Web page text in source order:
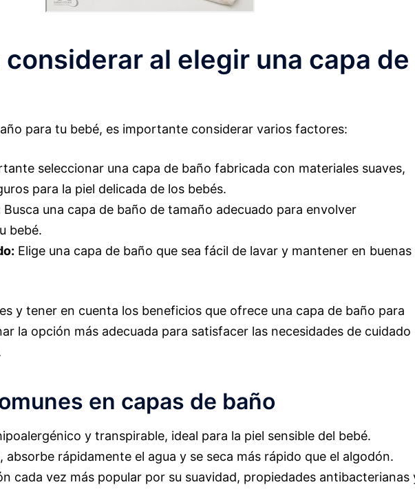
considerar al elegir una capa de
para tu bebé, es importante considerar varios factores:
seleccionar una capa de baño fabricada con materiales suaves,
para la piel delicada de los bebés.
Busca una capa de baño de tamaño adecuado para envolver
bebé.
Elige una capa de baño que sea fácil de lavar y mantener en buenas
y tener en cuenta los beneficios que ofrece una capa de baño para
la opción más adecuada para satisfacer las necesidades de cuidado
en capas de baño
y transpirable, ideal para la piel sensible del bebé.
absorbe rápidamente el agua y se seca más rápido que el algodón.
cada vez más popular por su suavidad, propiedades antibacterianas